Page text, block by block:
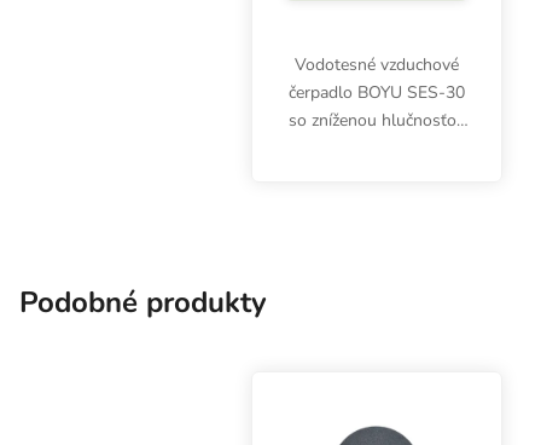
Vodotesné vzduchové
čerpadlo BOYU SES-30
so zníženou hlučnosťou
Podobné produkty